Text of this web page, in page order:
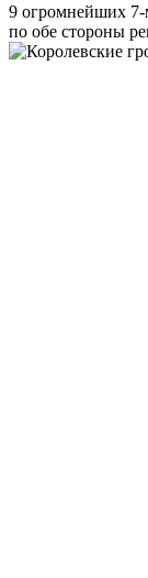
9 огромнейших
по обе стороны